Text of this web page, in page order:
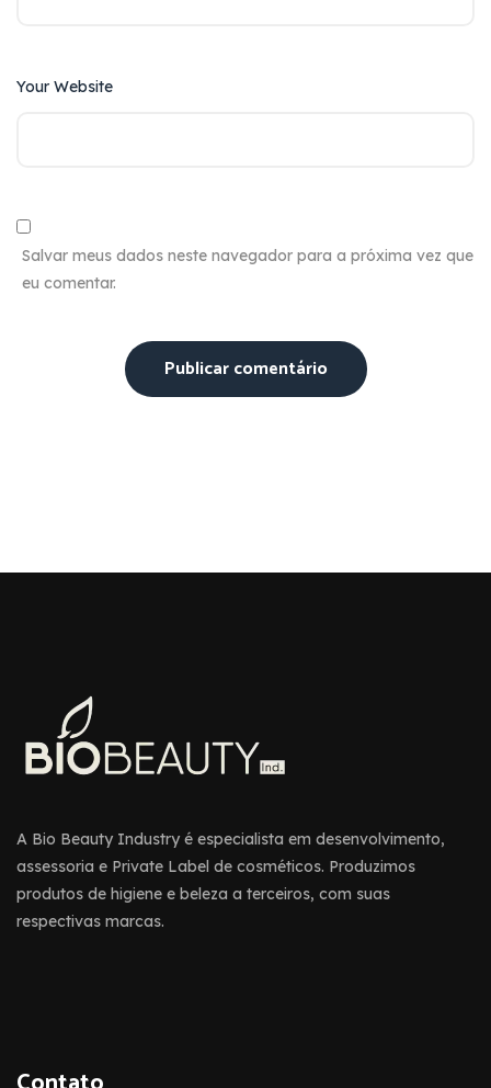
Your Website
Salvar meus dados neste navegador para a próxima vez que
eu comentar.
A Bio Beauty Industry é especialista em desenvolvimento,
assessoria e Private Label de cosméticos. Produzimos
produtos de higiene e beleza a terceiros, com suas
respectivas marcas.